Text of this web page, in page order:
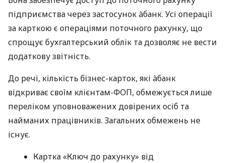
підприємства через застосунок àбанк. Усі операції
за карткою є операціями поточного рахунку, що
спрощує бухгалтерський облік та дозволяє не вести
додаткову звітність.
До речі, кількість бізнес-карток, які àбанк
відкриває своїм клієнтам-ФОП, обмежується лише
переліком уповноважених довірених осіб та
найманих працівників. Загальних обмежень не
існує.
Картка «Ключ до рахунку» від